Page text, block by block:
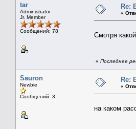
tar
Administrator
Jr. Member
Сообщений: 78
Re:
«
Смотря
« Последнее
Sauron
Newbie
Сообщений: 3
Re:
«
на каком